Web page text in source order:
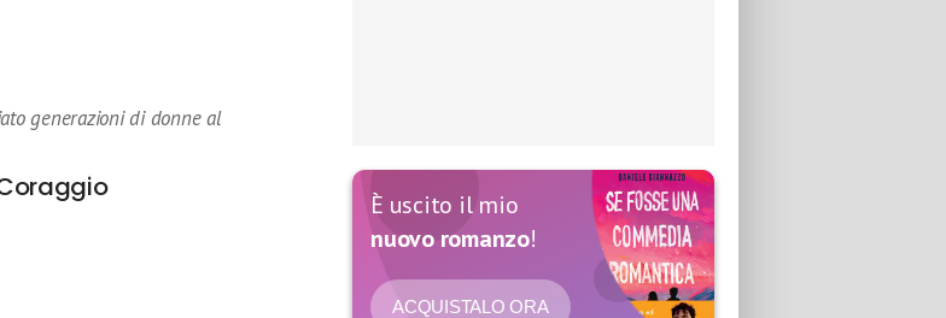
generazioni di donne al
È uscito il mio
nuovo romanzo!
ACQUISTALO ORA